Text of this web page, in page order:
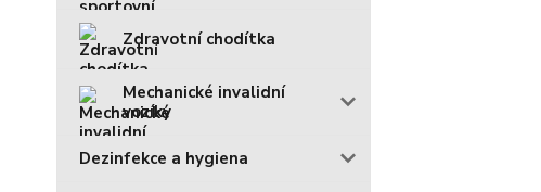
Zdravotní chodítka
Mechanické invalidní
vozíky
Dezinfekce a hygiena